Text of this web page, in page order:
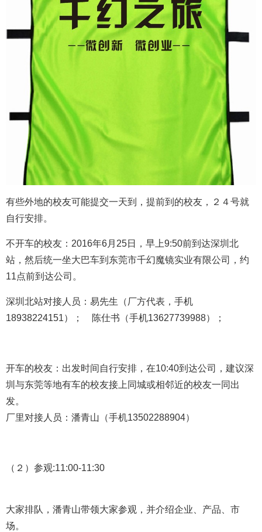
有些外地的校友可能提交一天到，提前到的校友，２４号就
自行安排。
不开车的校友：2016年6月25日，早上9:50前到达深圳北
站，然后统一坐大巴车到东莞市千幻魔镜实业有限公司，约
11点前到达公司。
深圳北站对接人员：易先生（厂方代表，手机
18938224151）；
陈仕书（手机13627739988）；
开车的校友：出发时间自行安排，在10:40到达公司，建议深
圳与东莞等地有车的校友接上同城或相邻近的校友一同出
发。
厂里对接人员： 潘青山（手机13502288904）
（２）参观:11:00-11:30
大家排队，潘青山带领大家参观，并介绍企业、产品、市
场。